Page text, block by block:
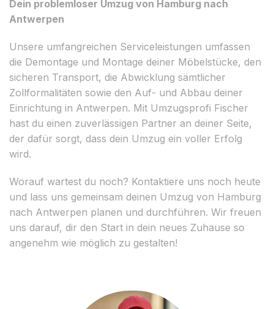
Dein problemloser Umzug von Hamburg nach
Antwerpen
Unsere umfangreichen Serviceleistungen umfassen
die Demontage und Montage deiner Möbelstücke, den
sicheren Transport, die Abwicklung sämtlicher
Zollformalitäten sowie den Auf- und Abbau deiner
Einrichtung in Antwerpen. Mit Umzugsprofi Fischer
hast du einen zuverlässigen Partner an deiner Seite,
der dafür sorgt, dass dein Umzug ein voller Erfolg
wird.
Worauf wartest du noch? Kontaktiere uns noch heute
und lass uns gemeinsam deinen Umzug von Hamburg
nach Antwerpen planen und durchführen. Wir freuen
uns darauf, dir den Start in dein neues Zuhause so
angenehm wie möglich zu gestalten!